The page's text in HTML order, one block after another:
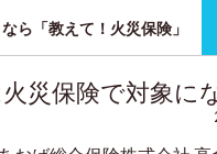
ら「教えて！火災保険」
災保険で対象に